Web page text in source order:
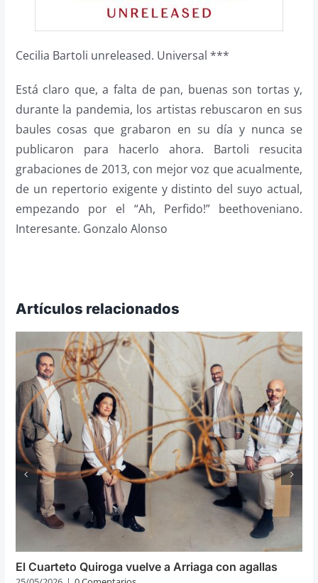
Cecilia Bartoli unreleased. Universal ***
Está claro que, a falta de pan, buenas son tortas y,
durante la pandemia, los artistas rebuscaron en sus
baules cosas que grabaron en su día y nunca se
publicaron para hacerlo ahora. Bartoli resucita
grabaciones de 2013, con mejor voz que acualmente,
de un repertorio exigente y distinto del suyo actual,
empezando por el “Ah, Perfido!” beethoveniano.
Interesante. Gonzalo Alonso
Artículos relacionados
El Cuarteto Quiroga vuelve a Arriaga con agallas